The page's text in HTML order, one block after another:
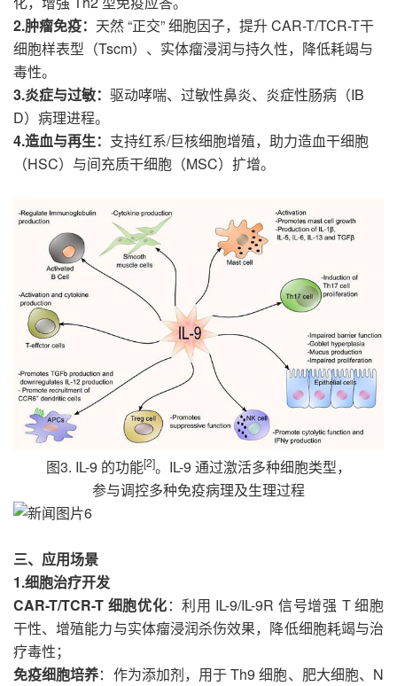
2.肿瘤免疫： 天然 “正交” 细胞因子，提升 CAR-T/TCR-T干
细胞样表型（Tscm）、实体瘤浸润与持久性，降低耗竭与
毒性。
3.炎症与过敏： 驱动哮喘、过敏性鼻炎、炎症性肠病（IB
D）病理进程。
4.造血与再生： 支持红系/巨核细胞增殖，助力造血干细胞
（HSC）与间充质干细胞（MSC）扩增。
图3. IL-9 的功能[2]。IL-9 通过激活多种细胞类型，
参与调控多种免疫病理及生理过程
三、应用场景
1.细胞治疗开发
CAR-T/TCR-T 细胞优化：利用 IL-9/IL-9R 信号增强 T 细胞
干性、增殖能力与实体瘤浸润杀伤效果，降低细胞耗竭与治
疗毒性；
免疫细胞培养：作为添加剂，用于 Th9 细胞、肥大细胞、N